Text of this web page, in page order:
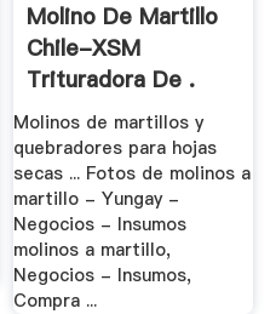
Molino De Martillo
Chile-XSM
Trituradora De .
Molinos de martillos y
quebradores para hojas
secas ... Fotos de molinos a
martillo - Yungay -
Negocios - Insumos
molinos a martillo,
Negocios - Insumos,
Compra ...